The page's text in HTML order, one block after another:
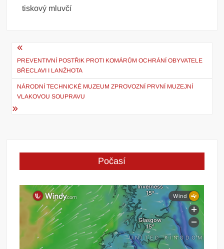
tiskový mluvčí
Navigace
pro
příspěvek
PREVENTIVNÍ POSTŘIK PROTI KOMÁRŮM OCHRÁNÍ OBYVATELE
BŘECLAVI I LANŽHOTA
NÁRODNÍ TECHNICKÉ MUZEUM ZPROVOZNÍ PRVNÍ MUZEJNÍ
VLAKOVOU SOUPRAVU
Počasí